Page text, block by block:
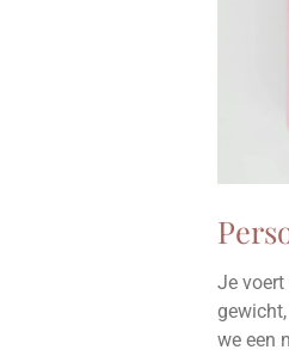
Je
we een